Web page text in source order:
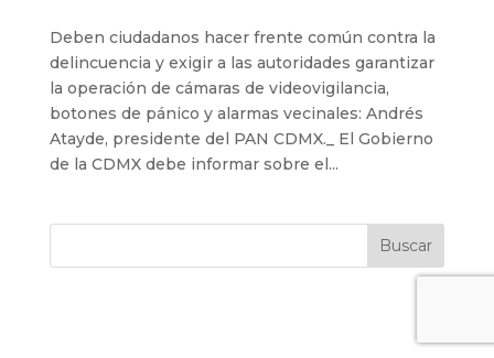
Deben ciudadanos hacer frente común contra la
delincuencia y exigir a las autoridades garantizar
la operación de cámaras de videovigilancia,
botones de pánico y alarmas vecinales: Andrés
Atayde, presidente del PAN CDMX._ El Gobierno
de la CDMX debe informar sobre el...